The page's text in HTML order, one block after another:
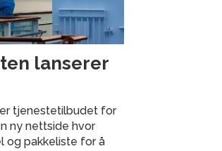
lanserer
tjenestetilbudet for
ny nettside hvor
og pakkeliste for å